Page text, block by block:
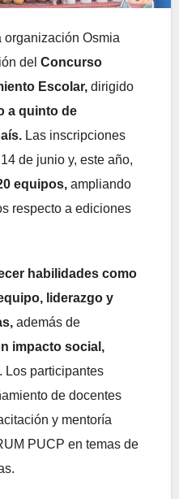
organización Osmia
del Concurso
Escolar, dirigido
a quinto de
Las inscripciones
de junio y, este año,
equipos, ampliando
respecto a ediciones
habilidades como
liderazgo y
además de
impacto social,
. Los participantes
de docentes
y mentoría
PUCP en temas de